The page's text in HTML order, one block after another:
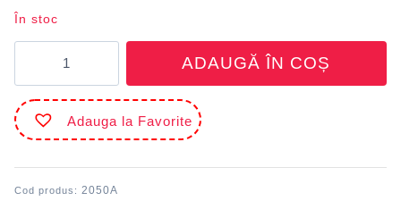
În stoc
birou
vertical
Albastru
ARK
ADAUGĂ ÎN COȘ
Adauga la Favorite
Cod produs: 2050A